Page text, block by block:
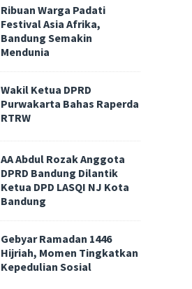
Ribuan Warga Padati
Festival Asia Afrika,
Bandung Semakin
Mendunia
Wakil Ketua DPRD
Purwakarta Bahas Raperda
RTRW
AA Abdul Rozak Anggota
DPRD Bandung Dilantik
Ketua DPD LASQI NJ Kota
Bandung
Gebyar Ramadan 1446
Hijriah, Momen Tingkatkan
Kepedulian Sosial